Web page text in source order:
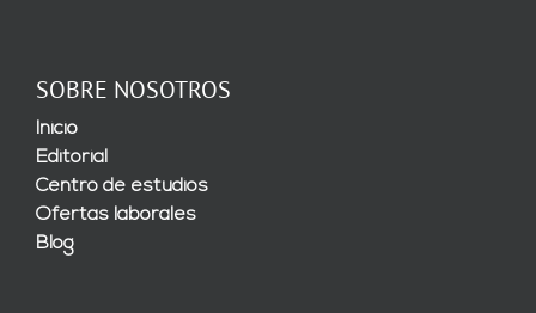
SOBRE NOSOTROS
Inicio
Editorial
Centro de estudios
Ofertas laborales
Blog